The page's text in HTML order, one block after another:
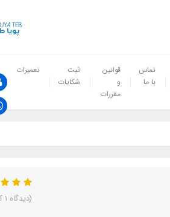
تماس
با ما
قوانین
و
مقررات
ثبت
شکایات
تعمیرات
(دیدگاه 1 کاربر)